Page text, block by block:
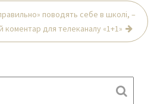
поводять себе в школі, –
коментар для телеканалу «1+1»